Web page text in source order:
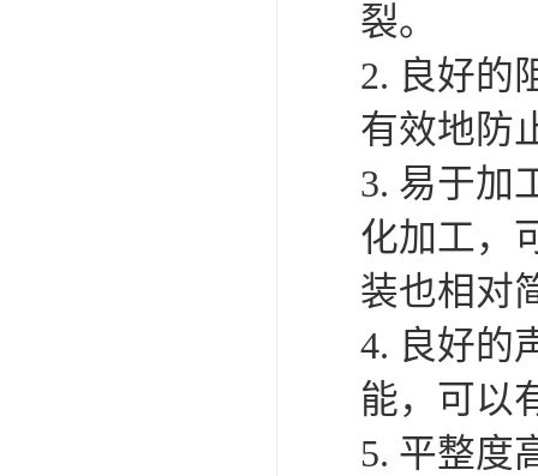
裂。
2. 良好的
有效地防
3. 易于加
化加工，
装也相对
4. 良好的
能，可以
5. 平整度